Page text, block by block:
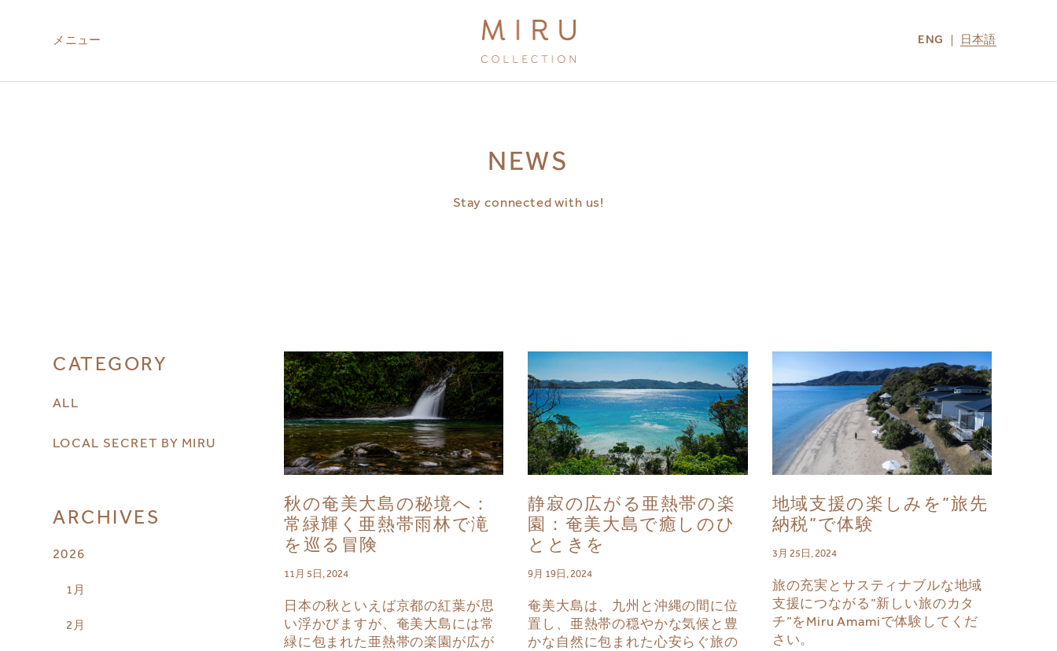
メニュー ENG 日本語
NEWS
Stay connected with us!
CATEGORY
ALL
LOCAL SECRET BY MIRU
ARCHIVES
2026
1月
2月
秋の奄美大島の秘境へ：
常緑輝く亜熱帯雨林で滝
を巡る冒険
11月 5日, 2024
日本の秋といえば京都の紅葉が思
い浮かびますが、奄美大島には常
緑に包まれた亜熱帯の楽園が広が
静寂の広がる亜熱帯の楽
園：奄美大島で癒しのひ
とときを
9月 19日, 2024
奄美大島は、九州と沖縄の間に位
置し、亜熱帯の穏やかな気候と豊
かな自然に包まれた心安らぐ旅の
地域支援の楽しみを”旅先
納税”で体験
3月 25日, 2024
旅の充実とサスティナブルな地域
支援につながる”新しい旅のカタ
チ”をMiru Amamiで体験してくだ
さい。